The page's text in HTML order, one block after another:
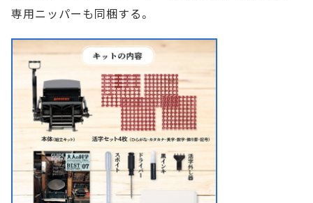
専用ニッパーも同梱する。